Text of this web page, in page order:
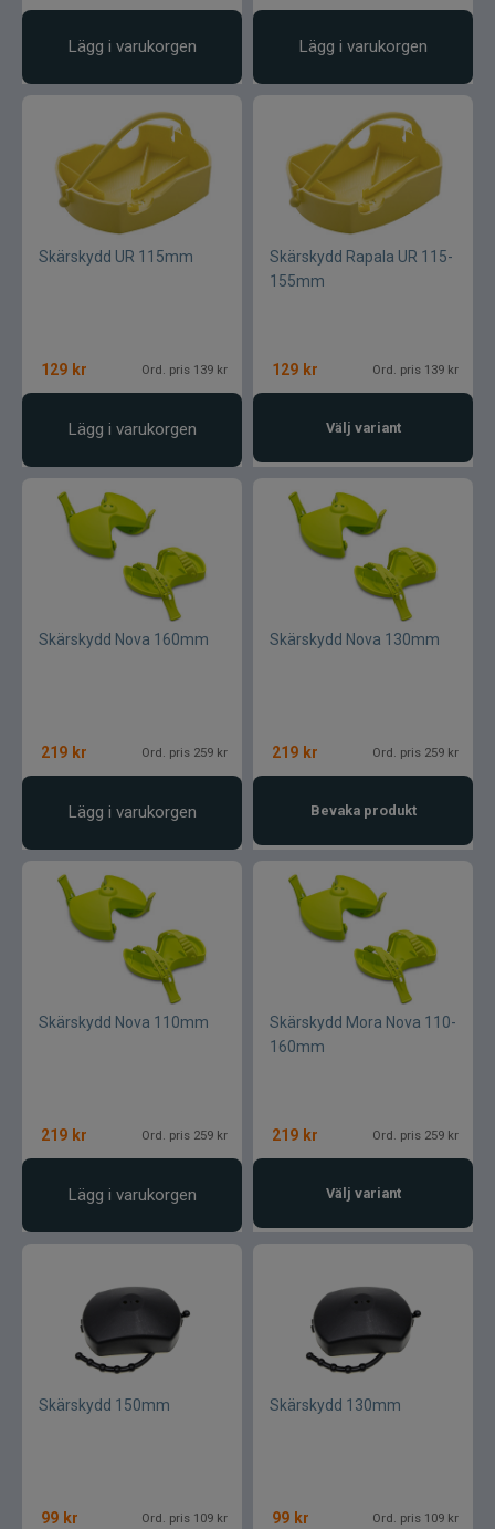
Lägg i varukorgen Lägg i varukorgen
Skärskydd UR 115mm
129 kr Ord. pris 139 kr
Lägg i varukorgen
Skärskydd Rapala UR 115-
155mm
129 kr Ord. pris 139 kr
Välj variant
Skärskydd Nova 160mm
219 kr Ord. pris 259 kr
Lägg i varukorgen
Skärskydd Nova 130mm
219 kr Ord. pris 259 kr
Bevaka produkt
Skärskydd Nova 110mm
219 kr Ord. pris 259 kr
Lägg i varukorgen
Skärskydd Mora Nova 110-
160mm
219 kr Ord. pris 259 kr
Välj variant
Skärskydd 150mm
99 kr Ord. pris 109 kr
Skärskydd 130mm
99 kr Ord. pris 109 kr